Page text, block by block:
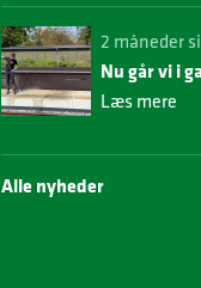
2 måneder
Nu går vi i
Læs mere
Alle nyheder